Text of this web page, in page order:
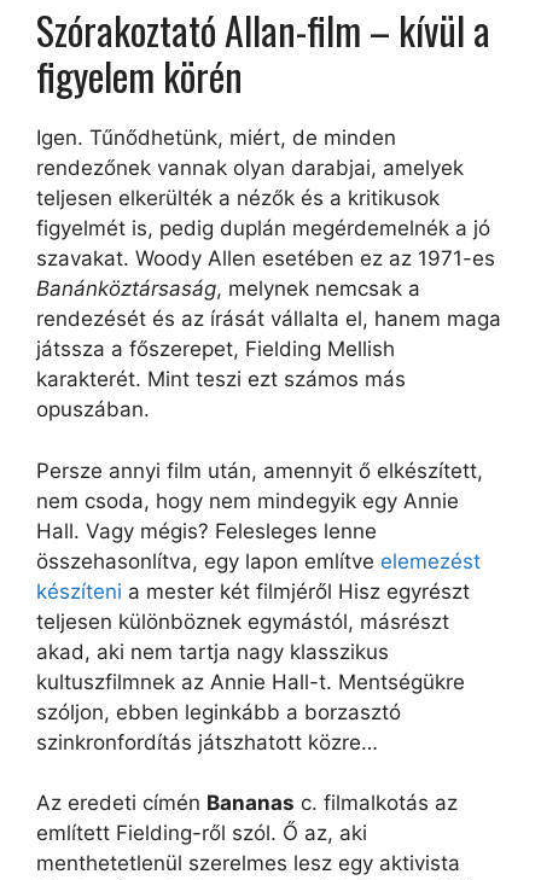
Szórakoztató Allan-film – kívül a
figyelem körén
Igen. Tűnődhetünk, miért, de minden
rendezőnek vannak olyan darabjai, amelyek
teljesen elkerülték a nézők és a kritikusok
figyelmét is, pedig duplán megérdemelnék a jó
szavakat. Woody Allen esetében ez az 1971-es
Banánköztársaság, melynek nemcsak a
rendezését és az írását vállalta el, hanem maga
játssza a főszerepet, Fielding Mellish
karakterét. Mint teszi ezt számos más
opuszában.
Persze annyi film után, amennyit ő elkészített,
nem csoda, hogy nem mindegyik egy Annie
Hall. Vagy mégis? Felesleges lenne
összehasonlítva, egy lapon említve elemezést
készíteni a mester két filmjéről Hisz egyrészt
teljesen különböznek egymástól, másrészt
akad, aki nem tartja nagy klasszikus
kultuszfilmnek az Annie Hall-t. Mentségükre
szóljon, ebben leginkább a borzasztó
szinkronfordítás játszhatott közre…
Az eredeti címén Bananas c. filmalkotás az
említett Fielding-ről szól. Ő az, aki
menthetetlenül szerelmes lesz egy aktivista